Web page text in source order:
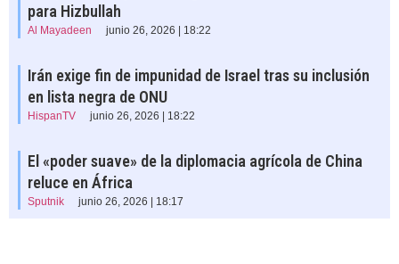
para Hizbullah
Al Mayadeen junio 26, 2026 | 18:22
Irán exige fin de impunidad de Israel tras su inclusión
en lista negra de ONU
HispanTV junio 26, 2026 | 18:22
El «poder suave» de la diplomacia agrícola de China
reluce en África
Sputnik junio 26, 2026 | 18:17